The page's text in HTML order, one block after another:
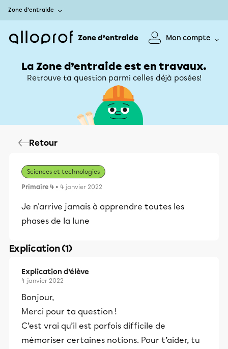
Zone d’entraide
Zone d’entraide Mon compte
La Zone d’entraide est en travaux.
Retrouve ta question parmi celles déjà posées!
Retour
Sciences et technologies
Primaire 4 • 4 janvier 2022
Je n'arrive jamais à apprendre toutes les
phases de la lune
Explication (1)
Explication d’élève
4 janvier 2022
Bonjour,
Merci pour ta question !
C’est vrai qu’il est parfois difficile de
mémoriser certaines notions. Pour t’aider, tu